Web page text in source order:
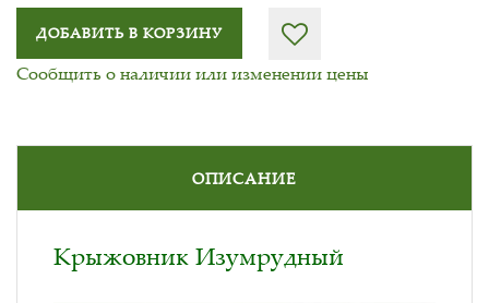
ДОБАВИТЬ В КОРЗИНУ
Сообщить о наличии или изменении цены
ОПИСАНИЕ
Крыжовник Изумрудный